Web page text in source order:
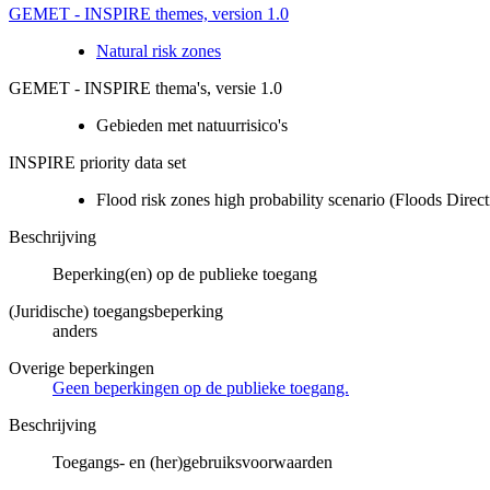
GEMET - INSPIRE themes, version 1.0
Natural risk zones
GEMET - INSPIRE thema's, versie 1.0
Gebieden met natuurrisico's
INSPIRE priority data set
Flood risk zones high probability scenario (Floods
Beschrijving
Beperking(en) op de publieke toegang
(Juridische) toegangsbeperking
anders
Overige beperkingen
Geen beperkingen op de publieke toegang.
Beschrijving
Toegangs- en (her)gebruiksvoorwaarden